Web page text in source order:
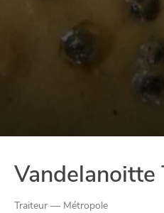
Vandelanoitte
Traiteur — Métropole